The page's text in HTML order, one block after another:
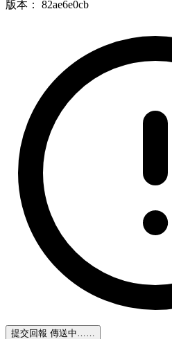
版本： 82ae6e0cb
提交回報 傳送中……